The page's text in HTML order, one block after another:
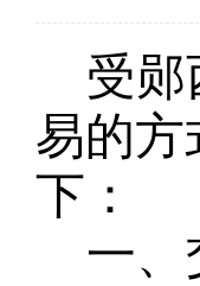
受郧
易的方
下：
一、